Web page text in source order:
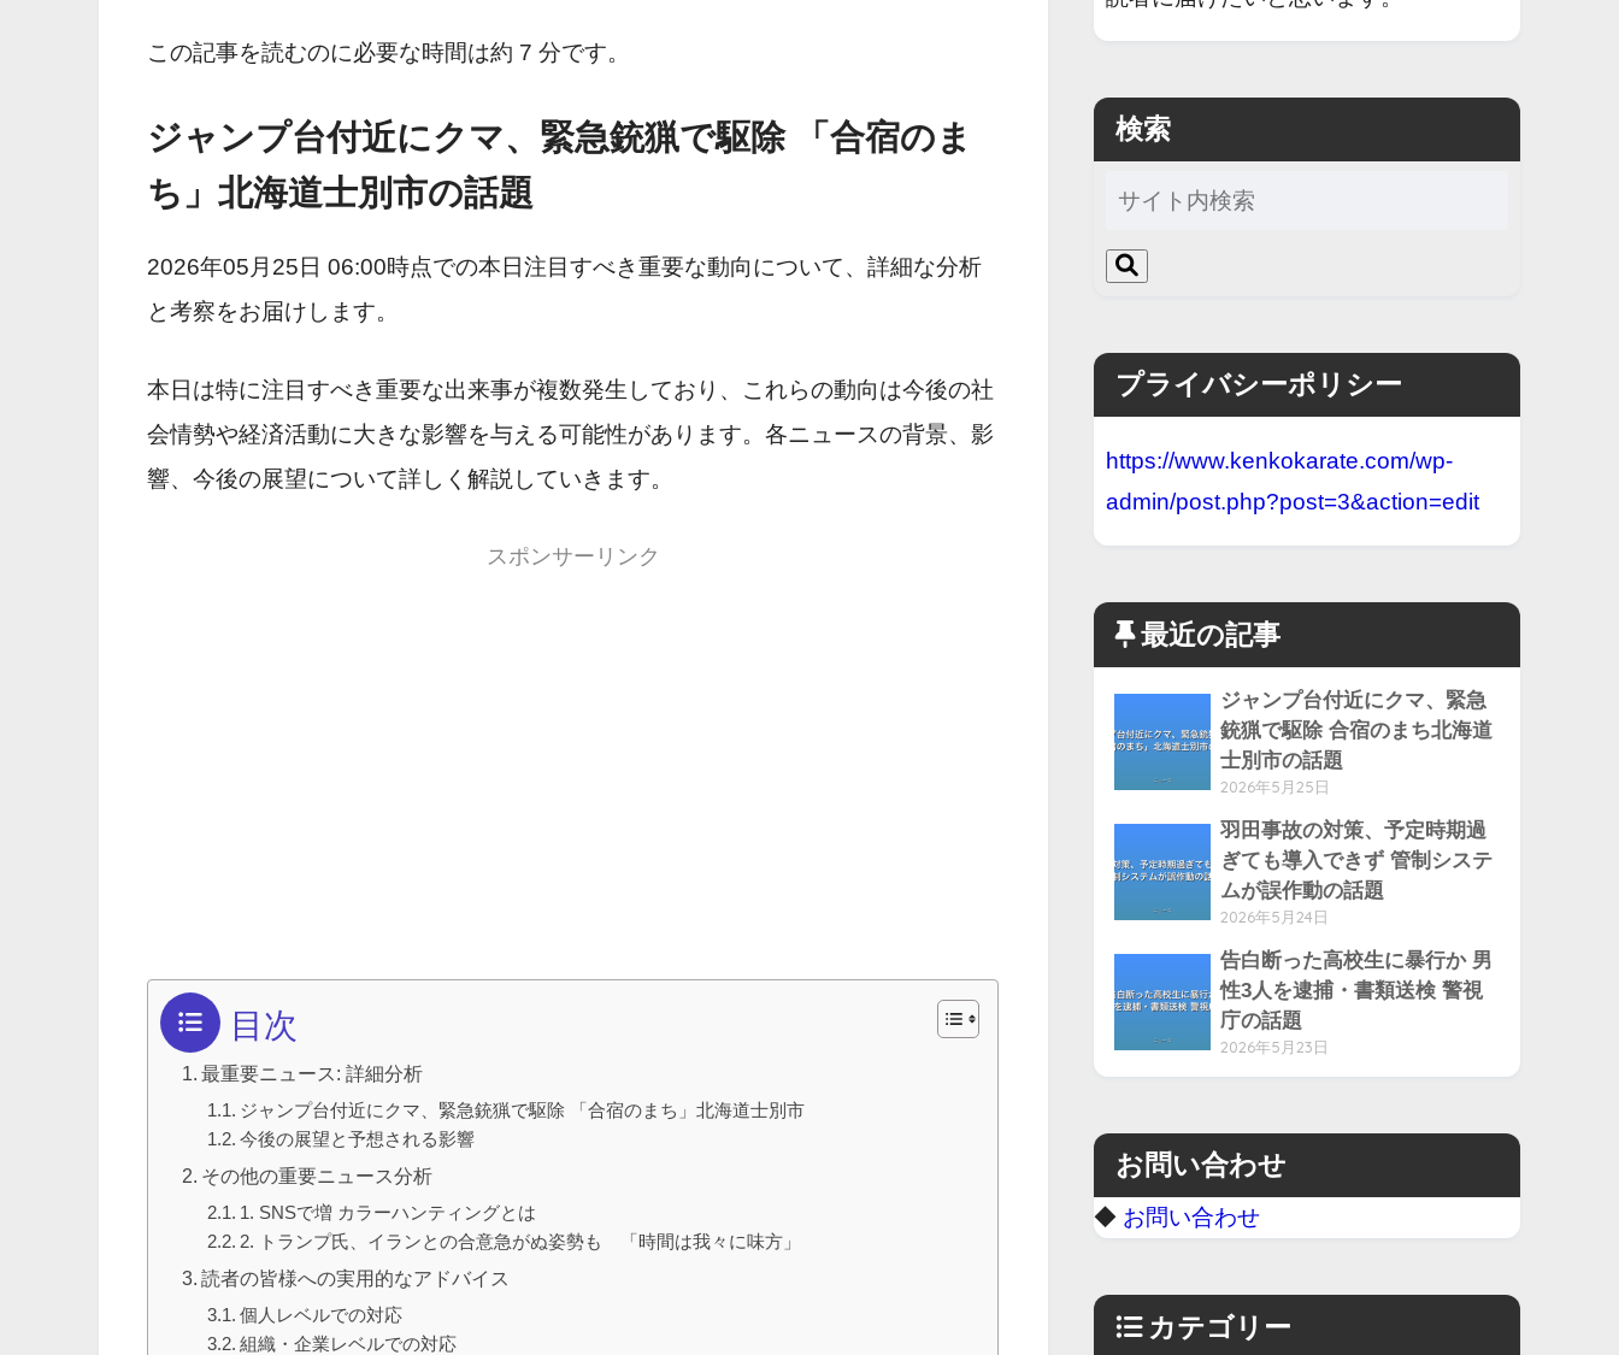
この記事を読むのに必要な時間は約 7 分です。
ジャンプ台付近にクマ、緊急銃猟で駆除 「合宿のま
ち」北海道士別市の話題
2026年05月25日 06:00時点での本日注目すべき重要な動向について、詳細な分析
と考察をお届けします。
本日は特に注目すべき重要な出来事が複数発生しており、これらの動向は今後の社
会情勢や経済活動に大きな影響を与える可能性があります。各ニュースの背景、影
響、今後の展望について詳しく解説していきます。
スポンサーリンク
目次
最重要ニュース: 詳細分析
ジャンプ台付近にクマ、緊急銃猟で駆除 「合宿のまち」北海道士別市
今後の展望と予想される影響
その他の重要ニュース分析
1. SNSで増 カラーハンティングとは
2. トランプ氏、イランとの合意急がぬ姿勢も 「時間は我々に味方」
読者の皆様への実用的なアドバイス
個人レベルでの対応
組織・企業レベルでの対応
検索
プライバシーポリシー
https://www.kenkokarate.com/wp-
admin/post.php?post=3&action=edit
最近の記事
ジャンプ台付近にクマ、緊急
銃猟で駆除 合宿のまち北海道
士別市の話題
2026年5月25日
羽田事故の対策、予定時期過
ぎても導入できず 管制システ
ムが誤作動の話題
2026年5月24日
告白断った高校生に暴行か 男
性3人を逮捕・書類送検 警視
庁の話題
2026年5月23日
お問い合わせ
◆ お問い合わせ
カテゴリー